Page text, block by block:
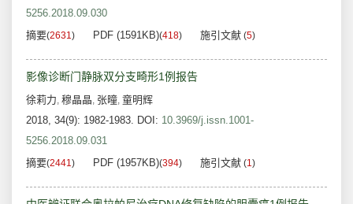
5256.2018.09.030
摘要(2631) PDF (1591KB)(418) 施引文献 (5)
影像诊断门静脉双分支畸形1例报告
徐莉力, 穆晶晶, 张曈, 童明辉
2018, 34(9): 1982-1983. DOI: 10.3969/j.issn.1001-
5256.2018.09.031
摘要(2441) PDF (1957KB)(394) 施引文献 (1)